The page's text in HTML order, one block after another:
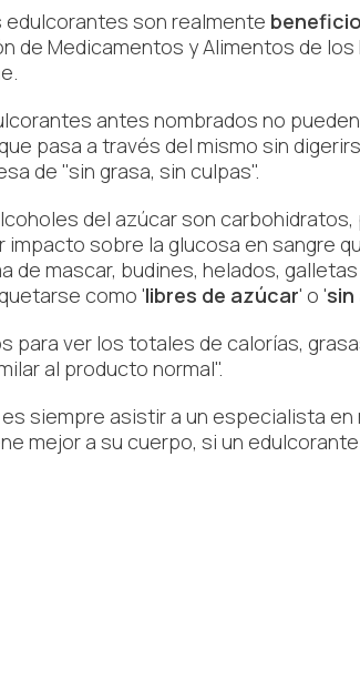
son realmente
de Medicamentos y Alimentos de los
antes nombrados no
pasa a través del mismo sin
de "sin grasa, sin culpas".
del azúcar son
impacto sobre la glucosa en sangre
de mascar, budines, helados,
como 'libres de azúcar' o 'sin
para ver los totales de calorías,
al producto normal".
siempre asistir a un especialista
mejor a su cuerpo, si un